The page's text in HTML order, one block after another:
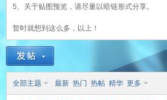
5、关于贴图预览，请尽量以暗链形式分享。
暂时就想到这么多，以上！
全部主题 最新 热门 热帖 精华 更多